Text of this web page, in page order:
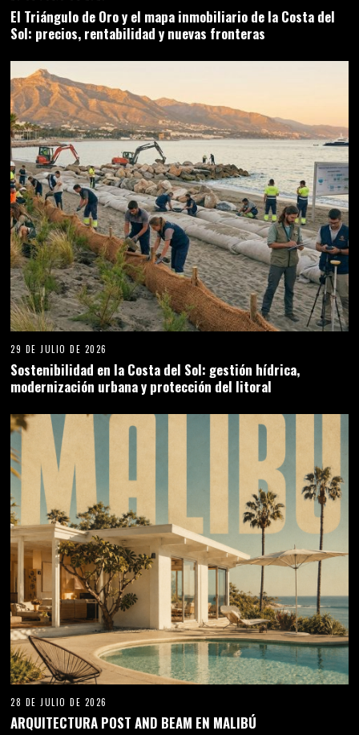
El Triángulo de Oro y el mapa inmobiliario de la Costa del
Sol: precios, rentabilidad y nuevas fronteras
29 DE JULIO DE 2026
Sostenibilidad en la Costa del Sol: gestión hídrica,
modernización urbana y protección del litoral
28 DE JULIO DE 2026
ARQUITECTURA POST AND BEAM EN MALIBÚ